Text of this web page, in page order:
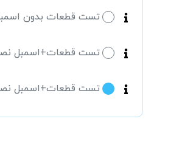
تست قطعات بدون
تست قطعات+اسمبل
تست قطعات+اسمبل